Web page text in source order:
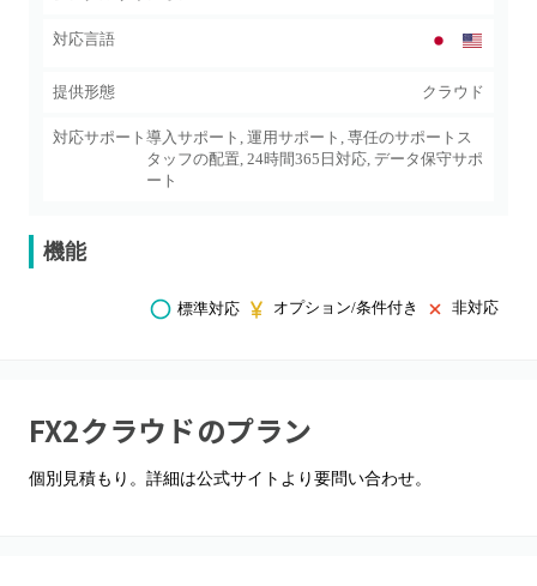
対応言語
提供形態 クラウド
対応サポート 導入サポート, 運用サポート, 専任のサポートス
タッフの配置, 24時間365日対応, データ保守サポ
ート
機能
標準対応 オプション/条件付き 非対応
FX2クラウドのプラン
個別見積もり。詳細は公式サイトより要問い合わせ。